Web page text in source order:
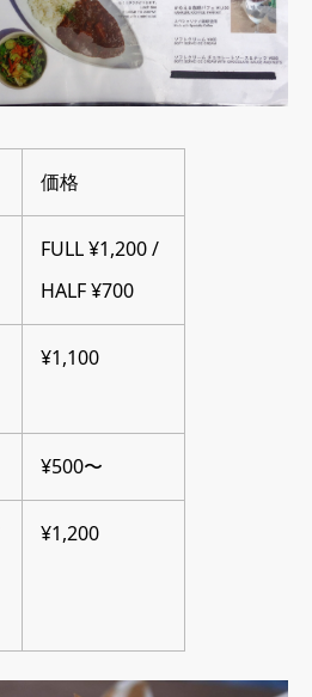
価格
FULL ¥1,200 /
HALF ¥700
¥1,100
¥500〜
¥1,200